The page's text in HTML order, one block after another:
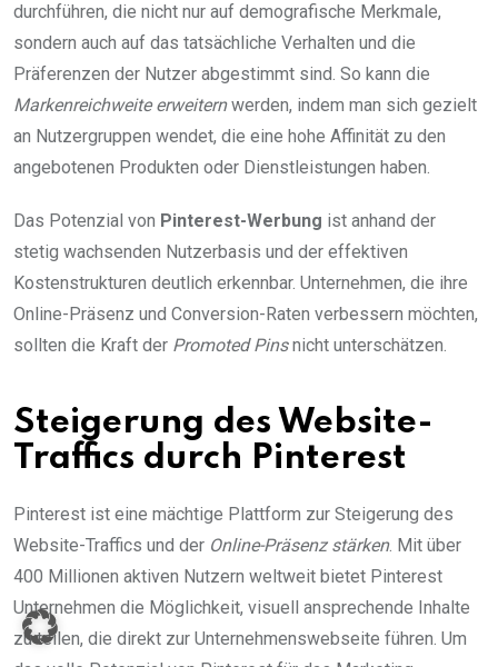
durchführen, die nicht nur auf demografische Merkmale,
sondern auch auf das tatsächliche Verhalten und die
Präferenzen der Nutzer abgestimmt sind. So kann die
Markenreichweite erweiternwerden, indem man sich gezielt
an Nutzergruppen wendet, die eine hohe Affinität zu den
angebotenen Produkten oder Dienstleistungen haben.
Das Potenzial von Pinterest-Werbung ist anhand der
stetig wachsenden Nutzerbasis und der effektiven
Kostenstrukturen deutlich erkennbar. Unternehmen, die ihre
Online-Präsenz und Conversion-Raten verbessern möchten,
sollten die Kraft der Promoted Pinsnicht unterschätzen.
Steigerung des Website-
Traffics durch Pinterest
Pinterest ist eine mächtige Plattform zur Steigerung des
Website-Traffics und der Online-Präsenz stärken. Mit über
400 Millionen aktiven Nutzern weltweit bietet Pinterest
Unternehmen die Möglichkeit, visuell ansprechende Inhalte
zu teilen, die direkt zur Unternehmenswebseite führen. Um